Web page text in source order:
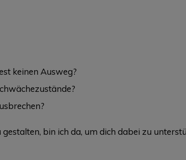
keinen Ausweg?
bin ich da, um dich dabei zu